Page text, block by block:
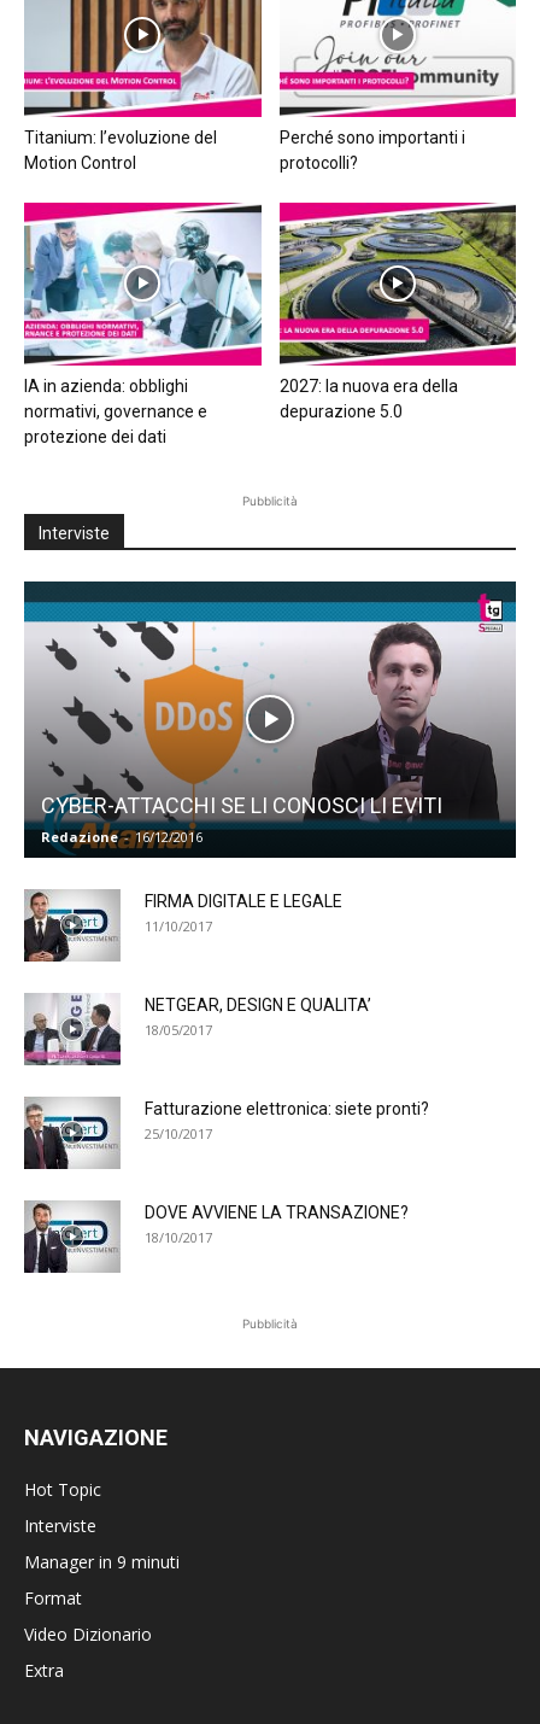
Titanium: l’evoluzione del
Motion Control
Perché sono importanti i
protocolli?
IA in azienda: obblighi
normativi, governance e
protezione dei dati
2027: la nuova era della
depurazione 5.0
Pubblicità
Interviste
CYBER-ATTACCHI SE LI CONOSCI LI EVITI
Redazione - 16/12/2016
FIRMA DIGITALE E LEGALE
11/10/2017
NETGEAR, DESIGN E QUALITA’
18/05/2017
Fatturazione elettronica: siete pronti?
25/10/2017
DOVE AVVIENE LA TRANSAZIONE?
18/10/2017
Pubblicità
NAVIGAZIONE
Hot Topic
Interviste
Manager in 9 minuti
Format
Video Dizionario
Extra